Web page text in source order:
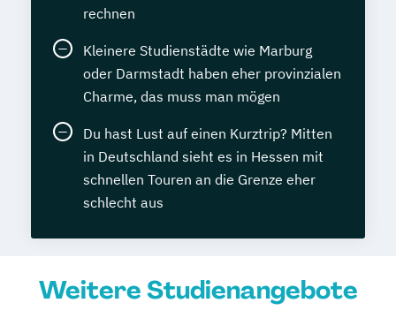
rechnen
Kleinere Studienstädte wie Marburg
oder Darmstadt haben eher provinzialen
Charme, das muss man mögen
Du hast Lust auf einen Kurztrip? Mitten
in Deutschland sieht es in Hessen mit
schnellen Touren an die Grenze eher
schlecht aus
Weitere Studienangebote